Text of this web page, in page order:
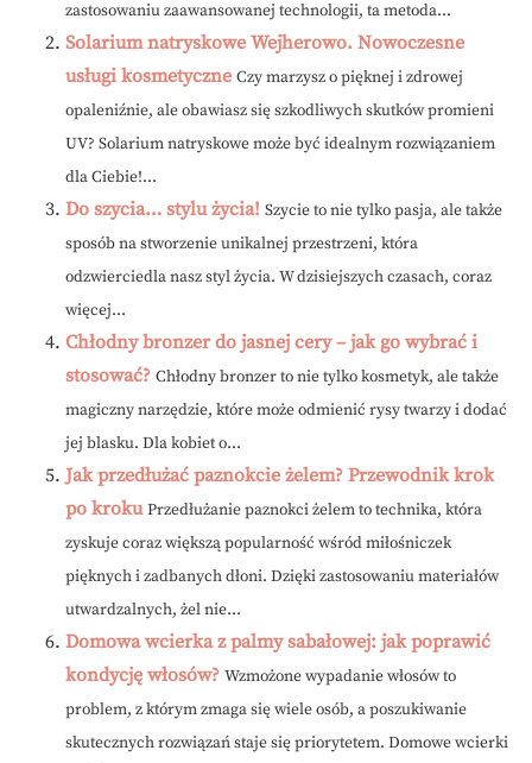
zastosowaniu zaawansowanej technologii, ta metoda...
Solarium natryskowe Wejherowo. Nowoczesne
usługi kosmetyczne Czy marzysz o pięknej i zdrowej
opaleniźnie, ale obawiasz się szkodliwych skutków promieni
UV? Solarium natryskowe może być idealnym rozwiązaniem
dla Ciebie!...
Do szycia… stylu życia! Szycie to nie tylko pasja, ale także
sposób na stworzenie unikalnej przestrzeni, która
odzwierciedla nasz styl życia. W dzisiejszych czasach, coraz
więcej...
Chłodny bronzer do jasnej cery – jak go wybrać i
stosować? Chłodny bronzer to nie tylko kosmetyk, ale także
magiczny narzędzie, które może odmienić rysy twarzy i dodać
jej blasku. Dla kobiet o...
Jak przedłużać paznokcie żelem? Przewodnik krok
po kroku Przedłużanie paznokci żelem to technika, która
zyskuje coraz większą popularność wśród miłośniczek
pięknych i zadbanych dłoni. Dzięki zastosowaniu materiałów
utwardzalnych, żel nie...
Domowa wcierka z palmy sabałowej: jak poprawić
kondycję włosów? Wzmożone wypadanie włosów to
problem, z którym zmaga się wiele osób, a poszukiwanie
skutecznych rozwiązań staje się priorytetem. Domowe wcierki